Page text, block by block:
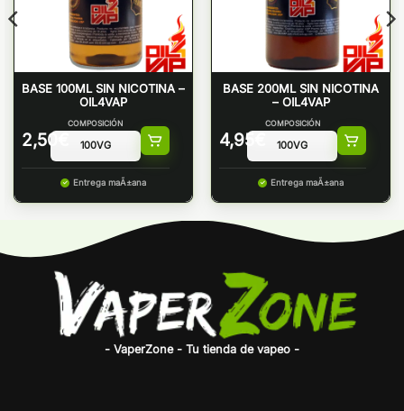
BASE 100ML SIN NICOTINA –
OIL4VAP
2,50
COMPOSICIÓN
Entrega maÃ±ana
BASE 200ML SIN NICOTINA
– OIL4VAP
4,95
COMPOSICIÓN
Entrega maÃ±ana
- VaperZone - Tu tienda de vapeo -